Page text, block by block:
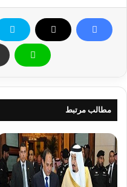
منازل خود بیرون رانده
به دنبال
بازرسی مصر
منبع: شفقنا
ارتش مصر ایجاد
مطالب مرتبط